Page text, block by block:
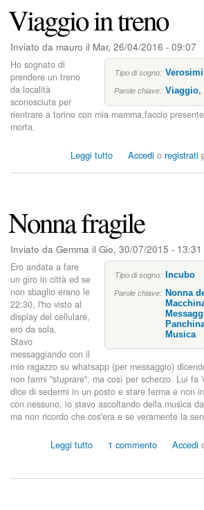
o
s
c
i
a
n
u
n
r
i
o
b
o
Viaggio in treno
Inviato da mauro il Mar, 26/04/2016 - 09:07
Tipo di sogno:
Parole chiave: Viaggio,
Ho sognato di
prendere un treno
da località
sconosciuta per
rientrare a torino con mia mamma,faccio
morta.
Leggi tutto
g
g
o
t
o
Accedi o registrati
Nonna fragile
Inviato da Gemma il Gio, 30/07/2015 - 13:31
Tipo di sogno: Incubo
Parole chiave: Nonna
Musica
Ero andata a fare
un giro in città ed se
non sbaglio erano le
22:30, l'ho visto al
display del cellulare,
ero da sola.
Stavo
messaggiando con il
mio ragazzo su whatsapp (per messaggio)
non farmi "stuprare", ma così per scherzo. Lui fa
dice di sedermi in un posto e stare ferma e non
con nessuno, io stavo ascoltando della musica
ma non ricordo che cos'era e se veramente la
Leggi tutto
o
1 commento Accedi